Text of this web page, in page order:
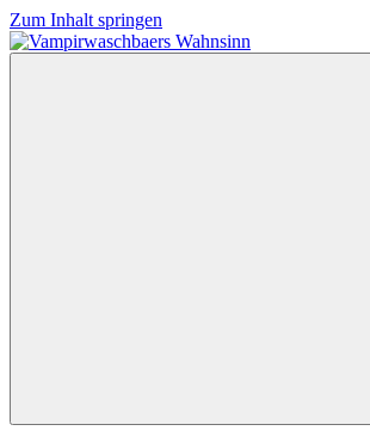
Zum Inhalt springen